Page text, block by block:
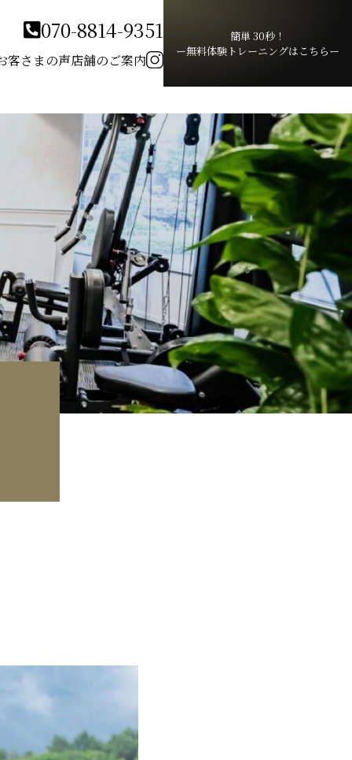
070-8814-9351
客さまの声店舗のご案内
簡単 30秒！
ー無料体験トレーニングはこちらー